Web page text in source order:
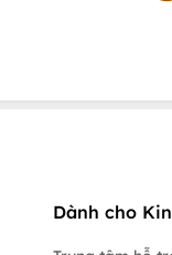
Dành cho